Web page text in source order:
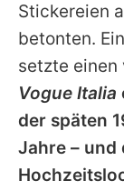
Stickereien
betonten.
setzte einen
Vogue Italia
der späten
Jahre – und